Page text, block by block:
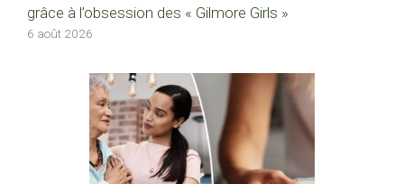
grâce à l’obsession des « Gilmore Girls »
6 août 2026